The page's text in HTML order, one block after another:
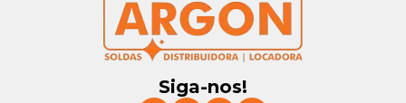
Siga-nos!